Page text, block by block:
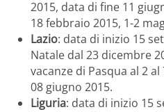
2015, data di fine 11
18 febbraio 2015, 1-2
Lazio: data di inizio 15
Natale dal 23 dicembre
vacanze di Pasqua al 2
08 giugno 2015.
Liguria: data di inizio 15